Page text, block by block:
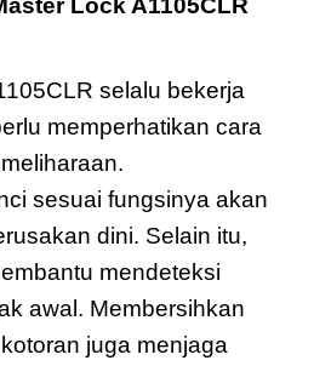
Lock A1105CLR
selalu bekerja
memperhatikan cara
sesuai fungsinya akan
dini. Selain itu,
mendeteksi
awal. Membersihkan
juga menjaga